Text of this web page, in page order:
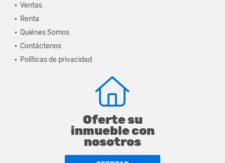
Ventas
Renta
Quiénes Somos
Contáctenos
Políticas de privacidad
Oferte su
inmueble con
nosotros